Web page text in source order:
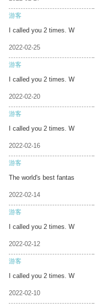
游客
I called you 2 times. W
2022-02-25
游客
I called you 2 times. W
2022-02-20
游客
I called you 2 times. W
2022-02-16
游客
The world's best fantas
2022-02-14
游客
I called you 2 times. W
2022-02-12
游客
I called you 2 times. W
2022-02-10